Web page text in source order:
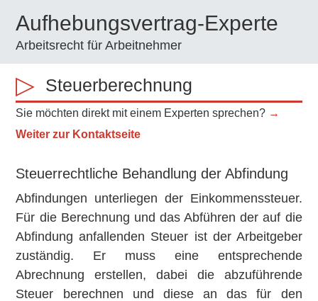
main
content
Hauptsidebar
springen
Fußzeile
springen
Aufhebungsvertrag-Experte
Arbeitsrecht für Arbeitnehmer
Steuerberechnung
Sie möchten direkt mit einem Experten sprechen? →
Weiter zur Kontaktseite
Steuerrechtliche Behandlung der Abfindung
Abfindungen unterliegen der Einkommenssteuer.
Für die Berechnung und das Abführen der auf die
Abfindung anfallenden Steuer ist der Arbeitgeber
zuständig. Er muss eine entsprechende
Abrechnung erstellen, dabei die abzuführende
Steuer berechnen und diese an das für den